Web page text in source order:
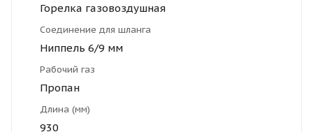
Горелка газовоздушная
Соединение для шланга
Ниппель 6/9 мм
Рабочий газ
Пропан
Длина (мм)
930